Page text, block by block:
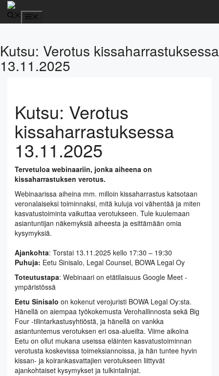
Siirry
sisältöön
Kutsu: Verotus kissaharrastuksessa
13.11.2025
Kutsu: Verotus
kissaharrastuksessa
13.11.2025
Tervetuloa webinaariin, jonka aiheena on
kissaharrastuksen verotus.
Webinaarissa aiheina mm. milloin kissaharrastus katsotaan
veronalaiseksi toiminnaksi, mitä kuluja voi vähentää ja miten
kasvatustoiminta vaikuttaa verotukseen. Tule kuulemaan
asiantuntijan näkemyksiä aiheesta ja esittämään omia
kysymyksiä.
Ajankohta: Torstai 13.11.2025 kello 17:30 – 19:30
Puhuja: Eetu Sinisalo, Legal Counsel, BOWA Legal Oy
Toteutustapa: Webinaari on etätilaisuus Google Meet -
ympäristössä
Eetu Sinisalo on kokenut verojuristi BOWA Legal Oy:sta.
Hänellä on aiempaa työkokemusta Verohallinnosta sekä Big
Four -tilintarkastusyhtiöstä, ja hänellä on vankka
asiantuntemus verotuksen eri osa-alueilta. Viime aikoina
Eetu on ollut mukana useissa eläinten kasvatustoiminnan
verotusta koskevissa toimeksiannoissa, ja hän tuntee hyvin
kissan- ja koirankasvattajien verotukseen liittyvät
ajankohtaiset kysymykset ja tulkintalinjat.